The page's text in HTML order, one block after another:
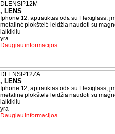
DLENSIP12M
, LENS
Iphone 12, aptrauktas oda su Flexiglass,
metalinė plokštelė leidžia naudoti su
laikikliu
yra
Daugiau informacijos ...
DLENSIP12ZA
, LENS
Iphone 12, aptrauktas oda su Flexiglass,
metalinė plokštelė leidžia naudoti su
laikikliu
yra
Daugiau informacijos ...